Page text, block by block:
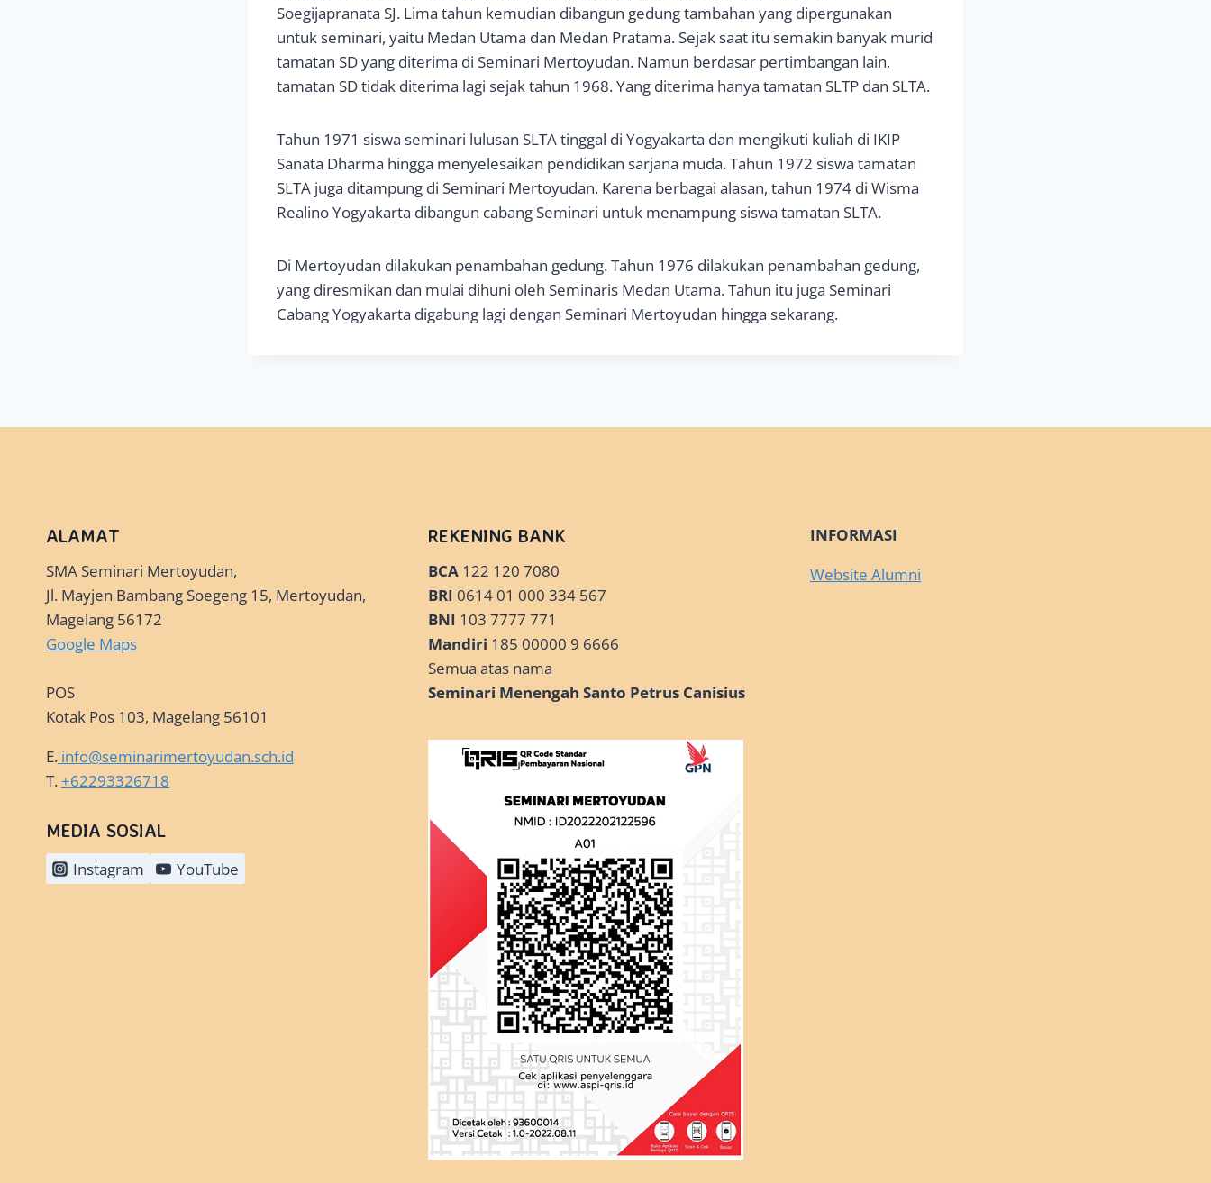
Soegijapranata SJ. Lima tahun kemudian dibangun gedung tambahan yang dipergunakan
untuk seminari, yaitu Medan Utama dan Medan Pratama. Sejak saat itu semakin banyak murid
tamatan SD yang diterima di Seminari Mertoyudan. Namun berdasar pertimbangan lain,
tamatan SD tidak diterima lagi sejak tahun 1968. Yang diterima hanya tamatan SLTP dan SLTA.
Tahun 1971 siswa seminari lulusan SLTA tinggal di Yogyakarta dan mengikuti kuliah di IKIP
Sanata Dharma hingga menyelesaikan pendidikan sarjana muda. Tahun 1972 siswa tamatan
SLTA juga ditampung di Seminari Mertoyudan. Karena berbagai alasan, tahun 1974 di Wisma
Realino Yogyakarta dibangun cabang Seminari untuk menampung siswa tamatan SLTA.
Di Mertoyudan dilakukan penambahan gedung. Tahun 1976 dilakukan penambahan gedung,
yang diresmikan dan mulai dihuni oleh Seminaris Medan Utama. Tahun itu juga Seminari
Cabang Yogyakarta digabung lagi dengan Seminari Mertoyudan hingga sekarang.
ALAMAT
SMA Seminari Mertoyudan,
Jl. Mayjen Bambang Soegeng 15, Mertoyudan,
Magelang 56172
Google Maps
POS
Kotak Pos 103, Magelang 56101
E. info@seminarimertoyudan.sch.id
T.+62293326718
MEDIA SOSIAL
Instagram YouTube
REKENING BANK
BCA 122 120 7080
BRI 0614 01 000 334 567
BNI 103 7777 771
Mandiri 185 00000 9 6666
Semua atas nama
Seminari Menengah Santo Petrus Canisius
INFORMASI
Website Alumni